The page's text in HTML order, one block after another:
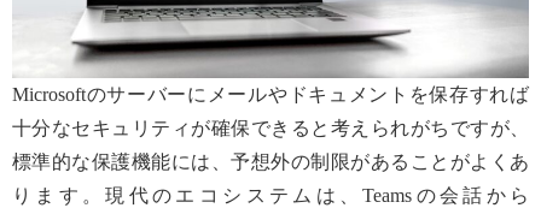
Microsoftのサーバーにメールやドキュメントを保存すれば
十分なセキュリティが確保できると考えられがちですが、
標準的な保護機能には、予想外の制限があることがよくあ
ります。現代のエコシステムは、Teamsの会話から